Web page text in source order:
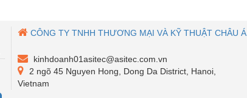
CÔNG TY TNHH THƯƠNG MẠI VÀ KỸ THUẬT CHÂU Á
kinhdoanh01asitec@asitec.com.vn
2 ngõ 45 Nguyen Hong, Dong Da District, Hanoi,
Vietnam